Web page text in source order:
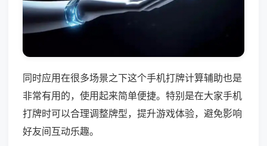
同时应用在很多场景之下这个手机打牌计算辅助也是
非常有用的，使用起来简单便捷。特别是在大家手机
打牌时可以合理调整牌型，提升游戏体验，避免影响
好友间互动乐趣。